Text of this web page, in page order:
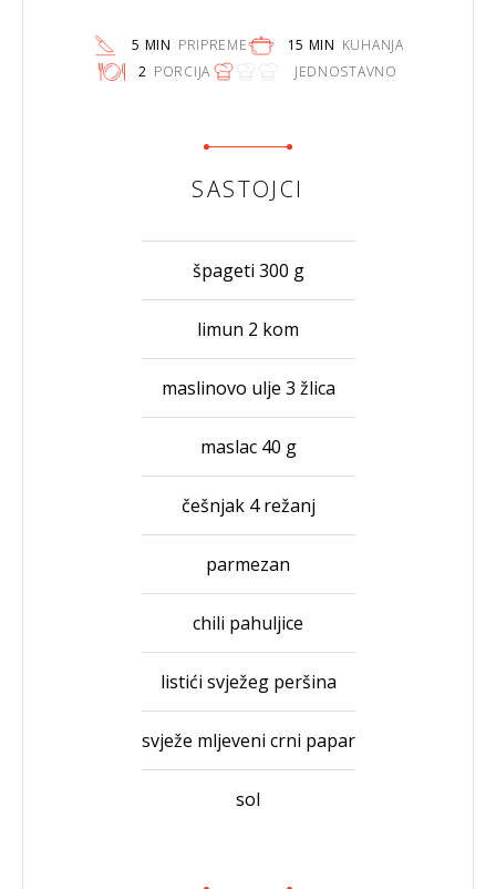
5 MIN PRIPREME 15 MIN KUHANJA
2 PORCIJA JEDNOSTAVNO
SASTOJCI
špageti 300 g
limun 2 kom
maslinovo ulje 3 žlica
maslac 40 g
češnjak 4 režanj
parmezan
chili pahuljice
listići svježeg peršina
svježe mljeveni crni papar
sol